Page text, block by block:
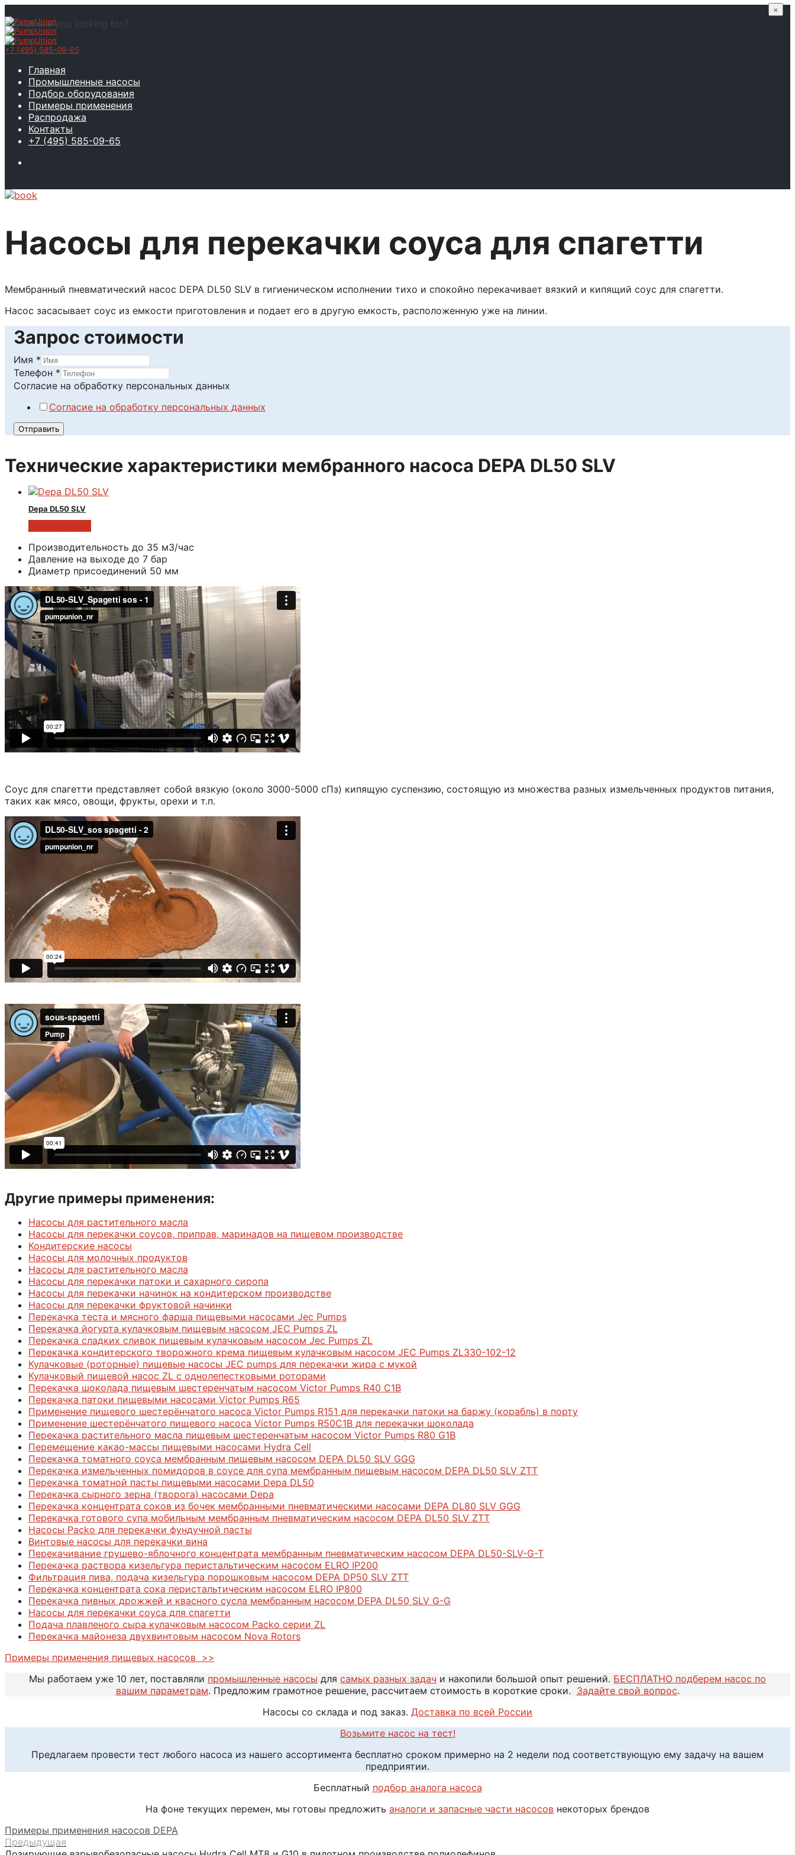
+7 (495) 585-09-65
Главная
Промышленные насосы
Подбор оборудования
Примеры применения
Распродажа
Контакты
+7 (495) 585-09-65
Насосы для перекачки соуса для спагетти
Мембранный пневматический насос DEPA DL50 SLV в гигиеническом исполнении тихо и спокойно перекачивает вязкий и кипящий соус для спагетти.
Насос засасывает соус из емкости приготовления и подает его в другую емкость, расположенную уже на линии.
Запрос стоимости
Имя *
Телефон *
Согласие на обработку персональных данных
Согласие на обработку персональных данных
Отправить
Технические характеристики мембранного насоса DEPA DL50 SLV
Depa DL50 SLV
Производительность до 35 м3/час
Давление на выходе до 7 бар
Диаметр присоединений 50 мм
Соус для спагетти представляет собой вязкую (около 3000-5000 сПз) кипящую суспензию, состоящую из множества разных измельченных продуктов питания,
таких как мясо, овощи, фрукты, орехи и т.п.
Другие примеры применения:
Насосы для растительного масла
Насосы для перекачки соусов, приправ, маринадов на пищевом производстве
Кондитерские насосы
Насосы для молочных продуктов
Насосы для растительного масла
Насосы для перекачки патоки и сахарного сиропа
Насосы для перекачки начинок на кондитерском производстве
Насосы для перекачки фруктовой начинки
Перекачка теста и мясного фарша пищевыми насосами Jec Pumps
Перекачка йогурта кулачковым пищевым насосом JEC Pumps ZL
Перекачка сладких сливок пищевым кулачковым насосом Jec Pumps ZL
Перекачка кондитерского творожного крема пищевым кулачковым насосом JEC Pumps ZL330-102-12
Кулачковые (роторные) пищевые насосы JEC pumps для перекачки жира с мукой
Кулачковый пищевой насос ZL с однолепестковыми роторами
Перекачка шоколада пищевым шестеренчатым насосом Victor Pumps R40 С1В
Перекачка патоки пищевыми насосами Victor Pumps R65
Применение пищевого шестерёнчатого насоса Victor Pumps R151 для перекачки патоки на баржу (корабль) в порту
Применение шестерёнчатого пищевого насоса Victor Pumps R50C1B для перекачки шоколада
Перекачка растительного масла пищевым шестеренчатым насосом Victor Pumps R80 G1В
Перемещение какао-массы пищевыми насосами Hydra Cell
Перекачка томатного соуса мембранным пищевым насосом DEPA DL50 SLV GGG
Перекачка измельченных помидоров в соусе для супа мембранным пищевым насосом DEPA DL50 SLV ZTT
Перекачка томатной пасты пищевыми насосами Depa DL50
Перекачка сырного зерна (творога) насосами Depa
Перекачка концентрата соков из бочек мембранными пневматическими насосами DEPA DL80 SLV GGG
Перекачка готового супа мобильным мембранным пневматическим насосом DEPA DL50 SLV ZTT
Насосы Packo для перекачки фундучной пасты
Винтовые насосы для перекачки вина
Перекачивание грушево-яблочного концентрата мембранным пневматическим насосом DEPA DL50-SLV-G-T
Перекачка раствора кизельгура перистальтическим насосом ELRO IP200
Фильтрация пива, подача кизельгура порошковым насосом DEPA DР50 SLV ZTT
Перекачка концентрата сока перистальтическим насосом ELRO IP800
Перекачка пивных дрожжей и квасного сусла мембранным насосом DEPA DL50 SLV G-G
Насосы для перекачки соуса для спагетти
Подача плавленого сыра кулачковым насосом Packo серии ZL
Перекачка майонеза двухвинтовым насосом Nova Rotors
Примеры применения пищевых насосов >>
Мы работаем уже 10 лет, поставляли промышленные насосы для самых разных задач и накопили большой опыт решений. БЕСПЛАТНО подберем насос по
вашим параметрам. Предложим грамотное решение, рассчитаем стоимость в короткие сроки. Задайте свой вопрос.
Насосы со склада и под заказ. Доставка по всей России
Возьмите насос на тест!
Предлагаем провести тест любого насоса из нашего ассортимента бесплатно сроком примерно на 2 недели под соответствующую ему задачу на вашем
предприятии.
Бесплатный подбор аналога насоса
На фоне текущих перемен, мы готовы предложить аналоги и запасные части насосов некоторых брендов
Примеры применения насосов DEPA
Предыдущая
×
What are you looking for?